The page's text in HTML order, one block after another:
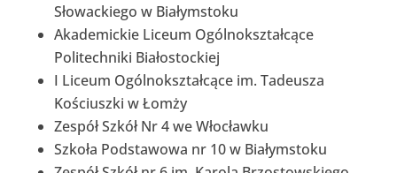
Słowackiego w Białymstoku
Akademickie Liceum Ogólnokształcące
Politechniki Białostockiej
I Liceum Ogólnokształcące im. Tadeusza
Kościuszki w Łomży
Zespół Szkół Nr 4 we Włocławku
Szkoła Podstawowa nr 10 w Białymstoku